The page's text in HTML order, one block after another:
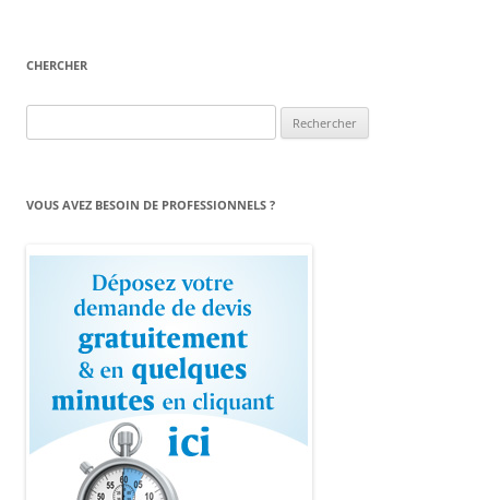
CHERCHER
VOUS AVEZ BESOIN DE PROFESSIONNELS ?